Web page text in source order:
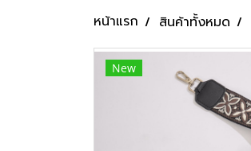
หน้าแรก สินค้าทั้งหมด
New